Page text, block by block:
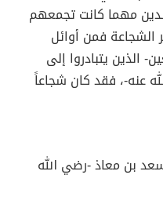
مهما كانت تجمعهم
الشجاعة فمن أوائل
الذين يتبادروا إلى
عنه-، فقد كان شجاعاً
بن معاذ -رضي الله